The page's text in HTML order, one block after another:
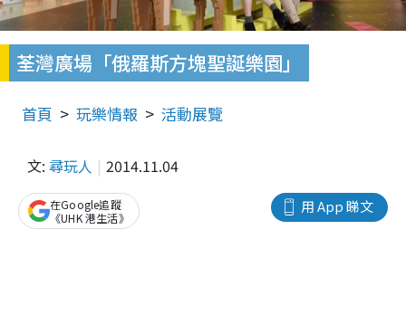
荃灣廣場「俄羅斯方塊聖誕樂園」
首頁 玩樂情報 活動展覽
文: 尋玩人 2014.11.04
用 App 睇文
在Google追蹤
《UHK 港生活》